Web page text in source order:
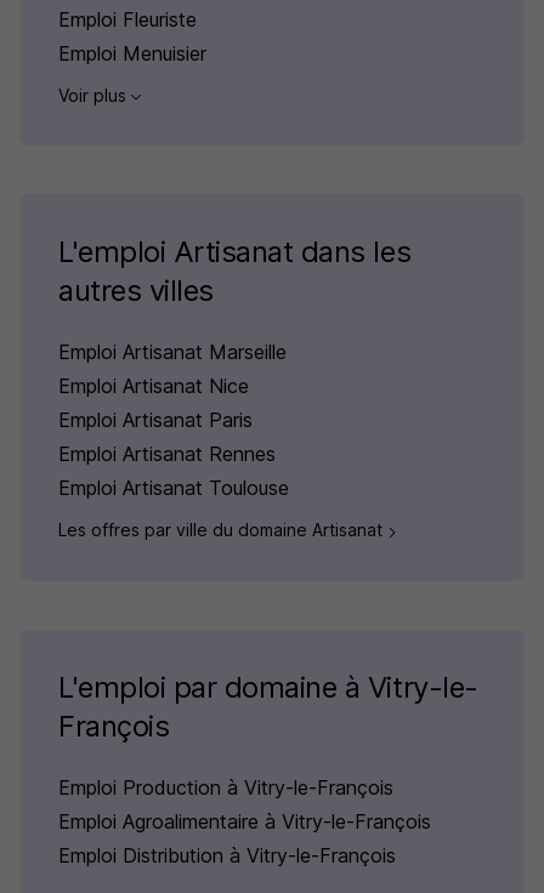
Emploi Fleuriste
Emploi Menuisier
Voir plus
L'emploi Artisanat dans les
autres villes
Emploi Artisanat Marseille
Emploi Artisanat Nice
Emploi Artisanat Paris
Emploi Artisanat Rennes
Emploi Artisanat Toulouse
Les offres par ville du domaine Artisanat
L'emploi par domaine à Vitry-le-
François
Emploi Production à Vitry-le-François
Emploi Agroalimentaire à Vitry-le-François
Emploi Distribution à Vitry-le-François